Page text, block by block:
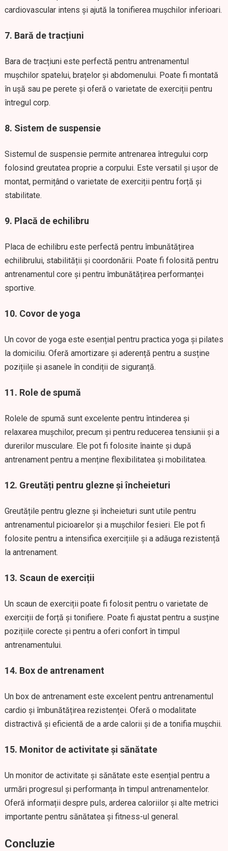
cardiovascular intens și ajută la tonifierea mușchilor inferioari.
7. Bară de tracțiuni
Bara de tracțiuni este perfectă pentru antrenamentul
mușchilor spatelui, brațelor și abdomenului. Poate fi montată
în ușă sau pe perete și oferă o varietate de exerciții pentru
întregul corp.
8. Sistem de suspensie
Sistemul de suspensie permite antrenarea întregului corp
folosind greutatea proprie a corpului. Este versatil și ușor de
montat, permițând o varietate de exerciții pentru forță și
stabilitate.
9. Placă de echilibru
Placa de echilibru este perfectă pentru îmbunătățirea
echilibrului, stabilității și coordonării. Poate fi folosită pentru
antrenamentul core și pentru îmbunătățirea performanței
sportive.
10. Covor de yoga
Un covor de yoga este esențial pentru practica yoga și pilates
la domiciliu. Oferă amortizare și aderență pentru a susține
pozițiile și asanele în condiții de siguranță.
11. Role de spumă
Rolele de spumă sunt excelente pentru întinderea și
relaxarea mușchilor, precum și pentru reducerea tensiunii și a
durerilor musculare. Ele pot fi folosite înainte și după
antrenament pentru a menține flexibilitatea și mobilitatea.
12. Greutăți pentru glezne și încheieturi
Greutățile pentru glezne și încheieturi sunt utile pentru
antrenamentul picioarelor și a mușchilor fesieri. Ele pot fi
folosite pentru a intensifica exercițiile și a adăuga rezistență
la antrenament.
13. Scaun de exerciții
Un scaun de exerciții poate fi folosit pentru o varietate de
exerciții de forță și tonifiere. Poate fi ajustat pentru a susține
pozițiile corecte și pentru a oferi confort în timpul
antrenamentului.
14. Box de antrenament
Un box de antrenament este excelent pentru antrenamentul
cardio și îmbunătățirea rezistenței. Oferă o modalitate
distractivă și eficientă de a arde calorii și de a tonifia mușchii.
15. Monitor de activitate și sănătate
Un monitor de activitate și sănătate este esențial pentru a
urmări progresul și performanța în timpul antrenamentelor.
Oferă informații despre puls, arderea caloriilor și alte metrici
importante pentru sănătatea și fitness-ul general.
Concluzie